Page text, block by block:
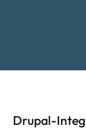
Drupal-